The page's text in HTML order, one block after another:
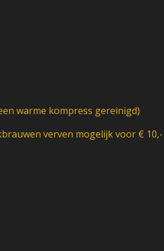
warme kompress gereinigd)
mogelijk voor € 10,-